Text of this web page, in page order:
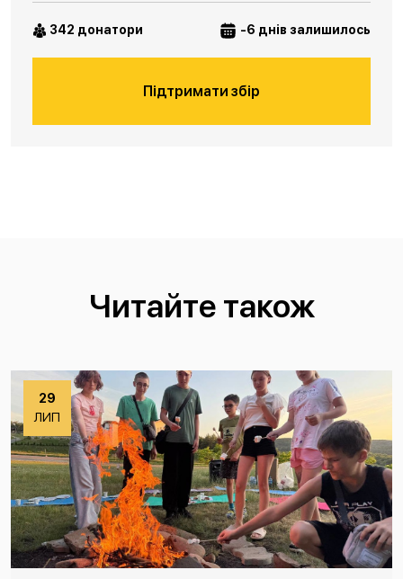
342 донатори -6 днів залишилось
Підтримати збір
Читайте також
29
ЛИП